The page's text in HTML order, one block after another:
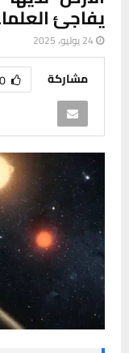
يفاجئ
24 يوليو، 2025
مشاركة 0